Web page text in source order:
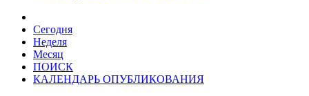
Сегодня
Неделя
Месяц
ПОИСК
КАЛЕНДАРЬ ОПУБЛИКОВАНИЯ